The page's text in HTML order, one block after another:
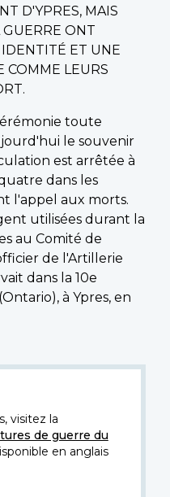
D'YPRES, MAIS
GUERRE ONT
ET UNE
COMME LEURS
toute
le souvenir
est arrêtée à
dans les
l'appel aux morts.
utilisées durant la
au Comité de
de l'Artillerie
dans la 10e
à Ypres, en
visitez la
de guerre du
en anglais